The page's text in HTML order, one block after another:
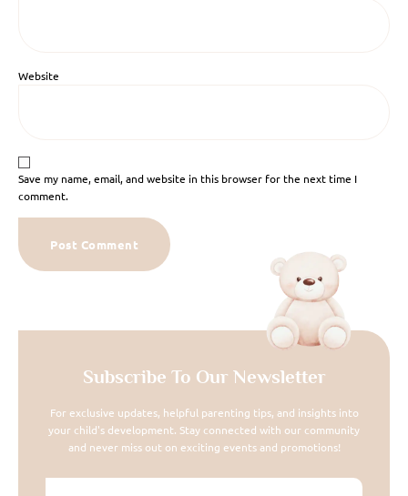
Website
Save my name, email, and website in this browser for the next time I
comment.
Subscribe To Our Newsletter
For exclusive updates, helpful parenting tips, and insights into
your child's development. Stay connected with our community
and never miss out on exciting events and promotions!